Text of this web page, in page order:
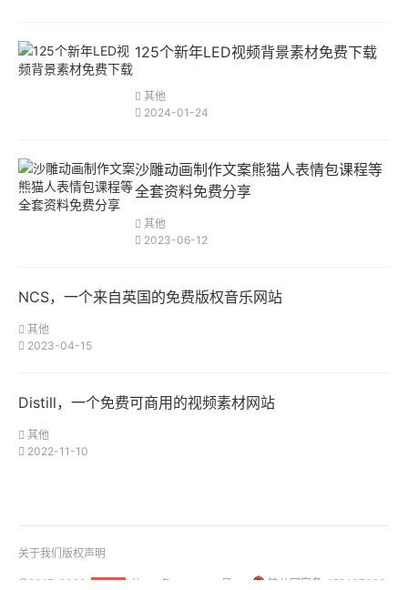
125个新年LED视频背景素材免费下载
其他
2024-01-24
沙雕动画制作文案熊猫人表情包课程等
全套资料免费分享
其他
2023-06-12
NCS，一个来自英国的免费版权音乐网站
其他
2023-04-15
Distill，一个免费可商用的视频素材网站
其他
2022-11-10
关于我们 版权声明
@2017-2026 桂ICP备18001158号-1 桂公网安备 450107020